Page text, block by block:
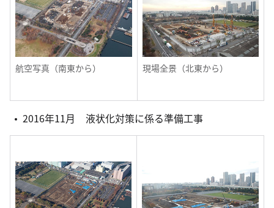
航空写真（南東から） 現場全景（北東から）
2016年11月 液状化対策に係る準備工事